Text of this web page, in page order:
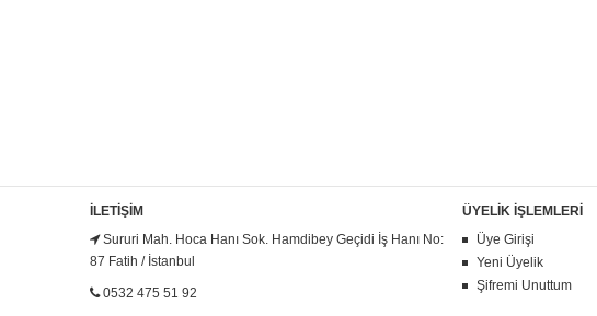
İLETIŞIM
Sururi Mah. Hoca Hanı Sok. Hamdibey Geçidi İş Hanı No:
87 Fatih / İstanbul
0532 475 51 92
ÜYELİK İŞLEMLERİ
Üye Girişi
Yeni Üyelik
Şifremi Unuttum